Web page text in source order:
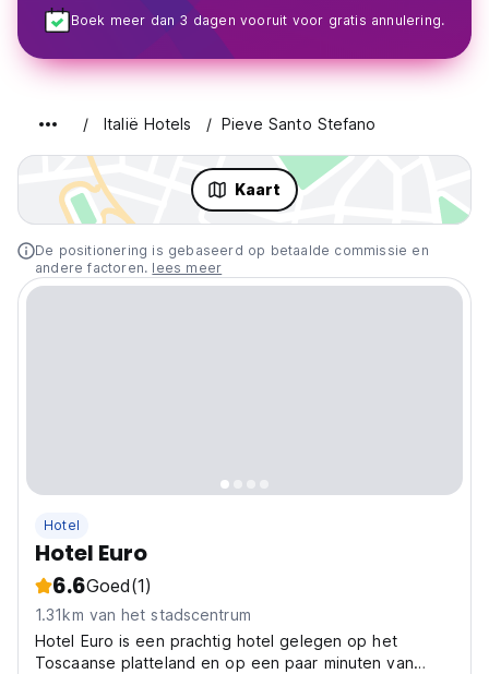
Boek meer dan 3 dagen vooruit voor gratis annulering.
Italië Hotels Pieve Santo Stefano
Kaart
De positionering is gebaseerd op betaalde commissie en
andere factoren. lees meer
Hotel
Hotel Euro
6.6Goed(1)
1.31km van het stadscentrum
Hotel Euro is een prachtig hotel gelegen op het
Toscaanse platteland en op een paar minuten van